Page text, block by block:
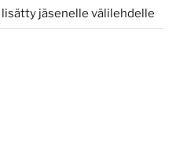
jäsenelle välilehdelle